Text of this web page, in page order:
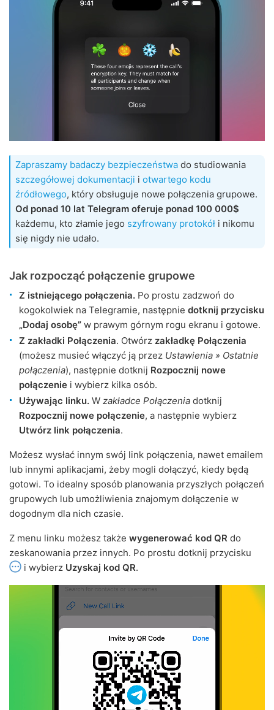
Zapraszamy badaczy bezpieczeństwa do studiowania
szczegółowej dokumentacji i otwartego kodu
źródłowego, który obsługuje nowe połączenia grupowe.
Od ponad 10 lat Telegram oferuje ponad 100 000$
każdemu, kto złamie jego szyfrowany protokół i nikomu
się nigdy nie udało.
Jak rozpocząć połączenie grupowe
Z istniejącego połączenia. Po prostu zadzwoń do
kogokolwiek na Telegramie, następnie dotknij przycisku
„Dodaj osobę” w prawym górnym rogu ekranu i gotowe.
Z zakładki Połączenia. Otwórz zakładkę Połączenia
(możesz musieć włączyć ją przez Ustawienia » Ostatnie
połączenia), następnie dotknij Rozpocznij nowe
połączenie i wybierz kilka osób.
Używając linku. W zakładce Połączenia dotknij
Rozpocznij nowe połączenie, a następnie wybierz
Utwórz link połączenia.
Możesz wysłać innym swój link połączenia, nawet emailem
lub innymi aplikacjami, żeby mogli dołączyć, kiedy będą
gotowi. To idealny sposób planowania przyszłych połączeń
grupowych lub umożliwienia znajomym dołączenie w
dogodnym dla nich czasie.
Z menu linku możesz także wygenerować kod QR do
zeskanowania przez innych. Po prostu dotknij przycisku
i wybierz Uzyskaj kod QR.